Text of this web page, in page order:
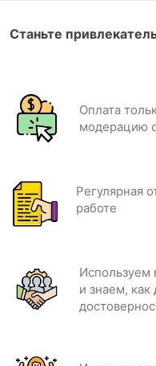
Станьте
Оплата
модерацию
Регулярная
работе
Используем
и знаем, как